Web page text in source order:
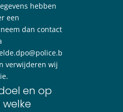
hebben
een
dan contact
verwijderen wij
en op